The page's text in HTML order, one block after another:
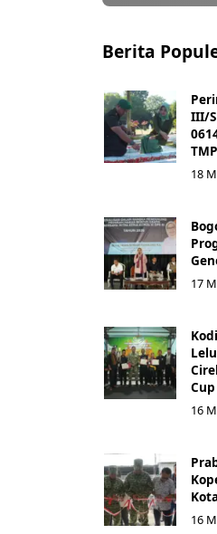
Berita
III/
18
17
Cup
16
16